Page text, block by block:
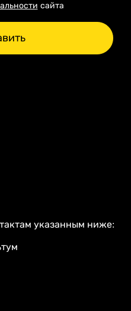
сайта
указанным ниже: